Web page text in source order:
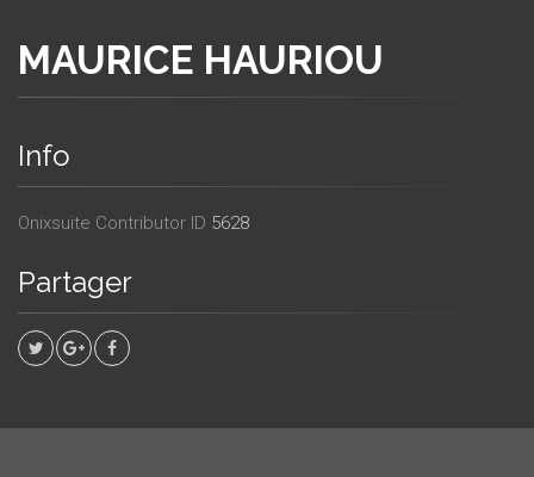
MAURICE HAURIOU
Info
Onixsuite Contributor ID 5628
Partager